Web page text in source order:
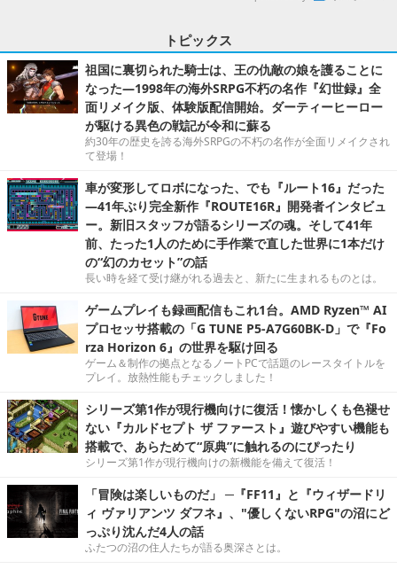
トピックス
祖国に裏切られた騎士は、王の仇敵の娘を護ることに
なった―1998年の海外SRPG不朽の名作『幻世録』全
面リメイク版、体験版配信開始。ダーティーヒーロー
が駆ける異色の戦記が令和に蘇る
約30年の歴史を誇る海外SRPGの不朽の名作が全面リメイクされ
て登場！
車が変形してロボになった、でも『ルート16』だった
―41年ぶり完全新作『ROUTE16R』開発者インタビュ
ー。新旧スタッフが語るシリーズの魂。そして41年
前、たった1人のために手作業で直した世界に1本だけ
の“幻のカセット”の話
長い時を経て受け継がれる過去と、新たに生まれるものとは。
ゲームプレイも録画配信もこれ1台。AMD Ryzen™ AI
プロセッサ搭載の「G TUNE P5-A7G60BK-D」で『Fo
rza Horizon 6』の世界を駆け回る
ゲーム＆制作の拠点となるノートPCで話題のレースタイトルを
プレイ。放熱性能もチェックしました！
シリーズ第1作が現行機向けに復活！懐かしくも色褪せ
ない『カルドセプト ザ ファースト』遊びやすい機能も
搭載で、あらためて“原典”に触れるのにぴったり
シリーズ第1作が現行機向けの新機能を備えて復活！
「冒険は楽しいものだ」 ─『FF11』と『ウィザードリ
ィ ヴァリアンツ ダフネ』、"優しくないRPG"の沼にど
っぷり沈んだ4人の話
ふたつの沼の住人たちが語る奥深さとは。